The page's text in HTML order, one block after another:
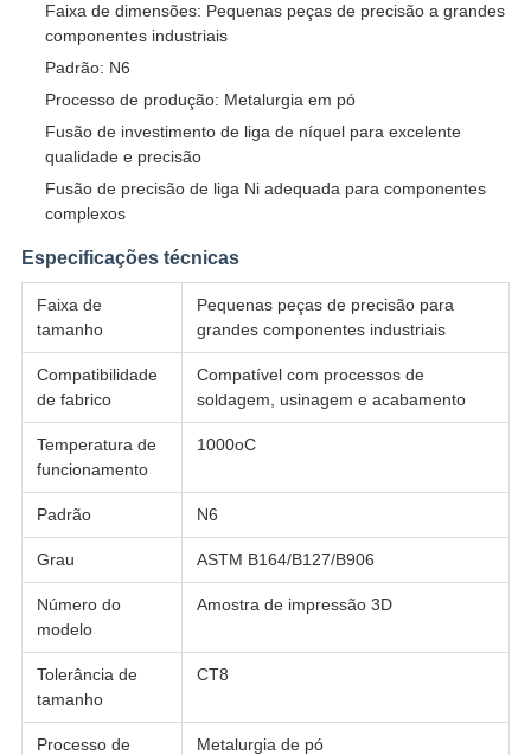
Faixa de dimensões: Pequenas peças de precisão a grandes
componentes industriais
Padrão: N6
Processo de produção: Metalurgia em pó
Fusão de investimento de liga de níquel para excelente
qualidade e precisão
Fusão de precisão de liga Ni adequada para componentes
complexos
Especificações técnicas
Faixa de
tamanho
Pequenas peças de precisão para
grandes componentes industriais
Compatibilidade
de fabrico
Compatível com processos de
soldagem, usinagem e acabamento
Temperatura de
funcionamento
1000oC
Padrão N6
Grau ASTM B164/B127/B906
Número do
modelo
Amostra de impressão 3D
Tolerância de
tamanho
CT8
Processo de
Metalurgia de pó